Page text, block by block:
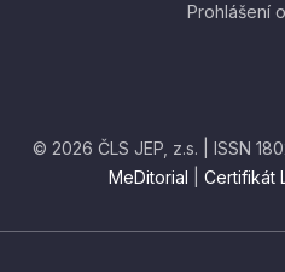
Prohlášení
© 2026 ČLS JEP, z.s. | ISSN
MeDitorial
Certifikát